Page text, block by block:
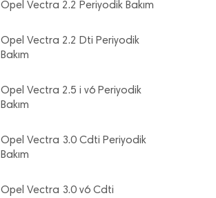
Opel Vectra 2.2 Periyodik Bakım
Opel Vectra 2.2 Dti Periyodik
Bakım
Opel Vectra 2.5 i v6 Periyodik
Bakım
Opel Vectra 3.0 Cdti Periyodik
Bakım
Opel Vectra 3.0 v6 Cdti